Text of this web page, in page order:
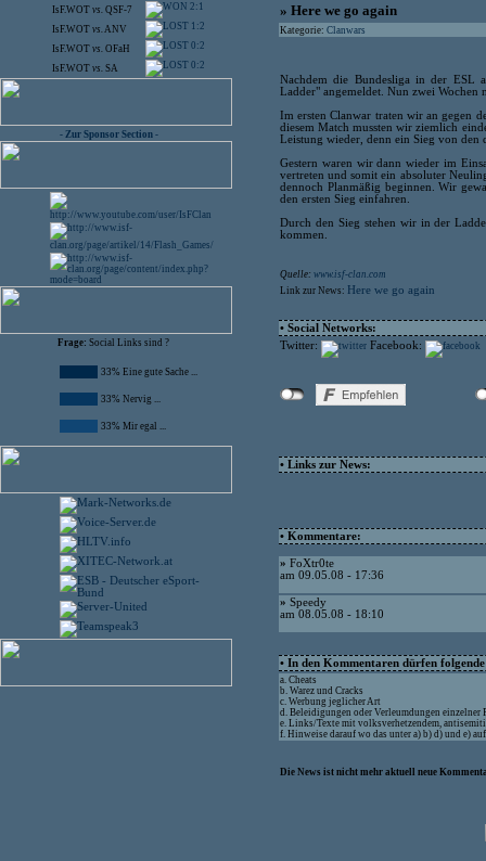
IsF.WOT vs. QSF-7 2:1
IsF.WOT vs.ANV 1:2
IsF.WOT vs. OFaH 0:2
IsF.WOT vs. SA 0:2
- Zur Sponsor Section -
Frage: Social Links sind ?
33% Eine gute Sache ...
33% Nervig ...
33% Mir egal ...
» Here we go again
Kategorie: Clanwars
Nachdem die Bundesliga in der ESL
Ladder" angemeldet. Nun zwei Wochen
Im ersten Clanwar traten wir an gegen
diesem Match mussten wir ziemlich
Leistung wieder, denn ein Sieg von
Gestern waren wir dann wieder im
vertreten und somit ein absoluter
dennoch Planmäßig beginnen. Wir
den ersten Sieg einfahren.
Durch den Sieg stehen wir in der
kommen.
Quelle: www.isf-clan.com
Link zur News: Here we go again
• Social Networks:
Twitter:
Facebook:
• Links zur News:
• Kommentare:
» FoXtr0te
am 09.05.08 - 17:36
» Speedy
am 08.05.08 - 18:10
• In den Kommentaren dürfen
a. Cheats
b. Warez und Cracks
c. Werbung jeglicher Art
d. Beleidigungen oder Verleumdungen einzelner
e. Links/Texte mit volksverhetzendem,
f. Hinweise darauf wo das unter a) b) d) und e)
Die News ist nicht mehr aktuell neue